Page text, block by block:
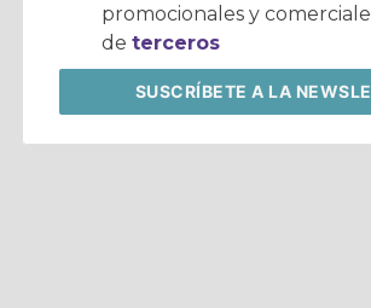
promocionales y
deterceros
SUSCRÍBETEA LA